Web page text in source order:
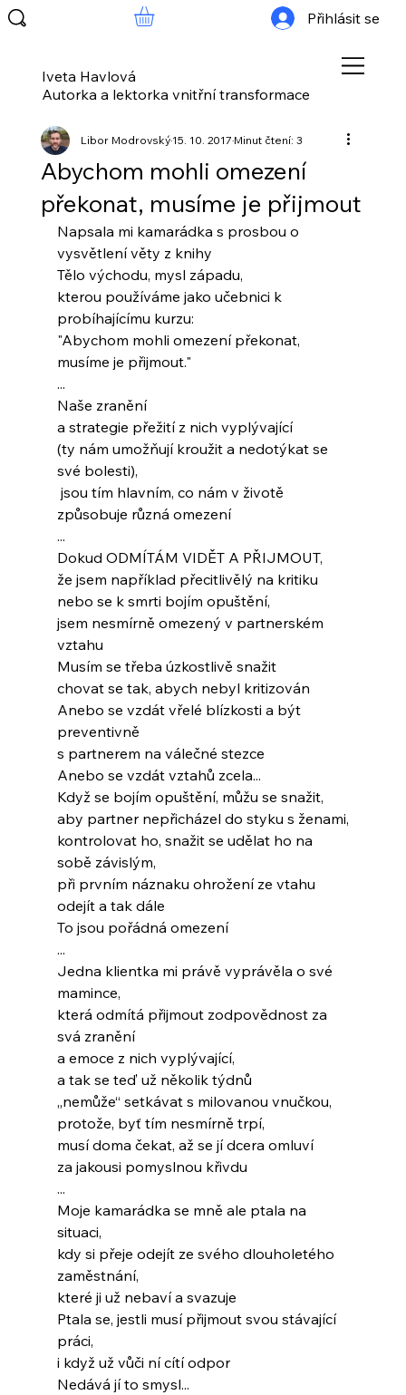
Iveta Havlová
Autorka a lektorka vnitřní transformace
Přihlásit se
Abychom mohli omezení
překonat, musíme je přijmout
Libor Modrovský15. 10. 2017Minut čtení: 3
Napsala mi kamarádka s prosbou o
vysvětlení věty z knihy
Tělo východu, mysl západu,
kterou používáme jako učebnici k
probíhajícímu kurzu:
"Abychom mohli omezení překonat,
musíme je přijmout."
...
Naše zranění
a strategie přežití z nich vyplývající
(ty nám umožňují kroužit a nedotýkat se
své bolesti),
způsobuje různá omezení
...
Dokud ODMÍTÁM VIDĚT A PŘIJMOUT,
že jsem například přecitlivělý na kritiku
nebo se k smrti bojím opuštění,
jsem nesmírně omezený v partnerském
vztahu
Musím se třeba úzkostlivě snažit
chovat se tak, abych nebyl kritizován
Anebo se vzdát vřelé blízkosti a být
preventivně
s partnerem na válečné stezce
Anebo se vzdát vztahů zcela...
Když se bojím opuštění, můžu se snažit,
aby partner nepřicházel do styku s ženami,
kontrolovat ho, snažit se udělat ho na
sobě závislým,
při prvním náznaku ohrožení ze vtahu
odejít a tak dále
To jsou pořádná omezení
...
Jedna klientka mi právě vyprávěla o své
mamince,
která odmítá přijmout zodpovědnost za
svá zranění
a emoce z nich vyplývající,
a tak se teď už několik týdnů
„nemůže“ setkávat s milovanou vnučkou,
protože, byť tím nesmírně trpí,
musí doma čekat, až se jí dcera omluví
za jakousi pomyslnou křivdu
...
Moje kamarádka se mně ale ptala na
situaci,
kdy si přeje odejít ze svého dlouholetého
zaměstnání,
které ji už nebaví a svazuje
Ptala se, jestli musí přijmout svou stávající
práci,
i když už vůči ní cítí odpor
Nedává jí to smysl...